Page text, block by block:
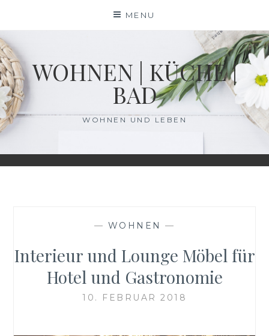
content
MENU
WOHNEN | KÜCHE |
BAD
WOHNEN UND LEBEN
— WOHNEN —
Interieur und Lounge Möbel für
Hotel und Gastronomie
10. FEBRUAR 2018